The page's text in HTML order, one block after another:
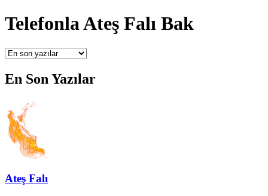
Telefonla Ateş Falı Bak
En Son Yazılar
Ateş Falı